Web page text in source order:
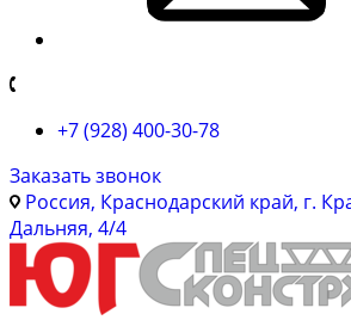
+7 (928) 400-30-78
Заказать звонок
Россия, Краснодарский край, г.
Дальняя, 4/4